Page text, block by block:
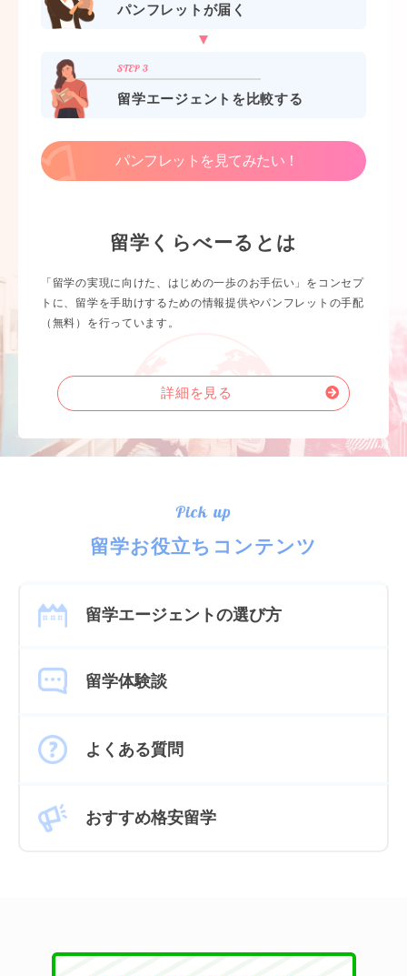
パンフレットが届く
留学エージェントを比較する
パンフレットを見てみたい！
留学くらべーるとは
「留学の実現に向けた、はじめの一歩のお手伝い」をコンセプ
トに、留学を手助けするための情報提供やパンフレットの手配
（無料）を行っています。
詳細を見る
Pick up
留学お役立ちコンテンツ
留学エージェントの選び方
留学体験談
よくある質問
おすすめ格安留学